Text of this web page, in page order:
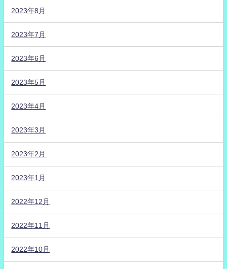
2023年8月
2023年7月
2023年6月
2023年5月
2023年4月
2023年3月
2023年2月
2023年1月
2022年12月
2022年11月
2022年10月